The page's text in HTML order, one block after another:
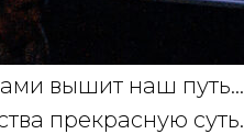
вышит наш путь…
прекрасную суть.